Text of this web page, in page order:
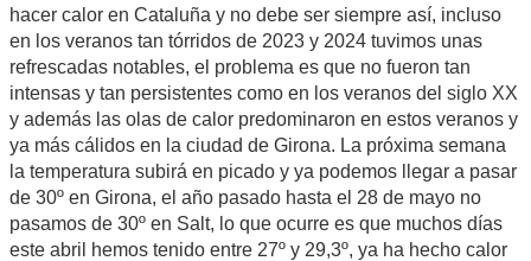
hacer calor en Cataluña y no debe ser siempre así, incluso
en los veranos tan tórridos de 2023 y 2024 tuvimos unas
refrescadas notables, el problema es que no fueron tan
intensas y tan persistentes como en los veranos del siglo XX
y además las olas de calor predominaron en estos veranos y
ya más cálidos en la ciudad de Girona. La próxima semana
la temperatura subirá en picado y ya podemos llegar a pasar
de 30º en Girona, el año pasado hasta el 28 de mayo no
pasamos de 30º en Salt, lo que ocurre es que muchos días
este abril hemos tenido entre 27º y 29,3º, ya ha hecho calor